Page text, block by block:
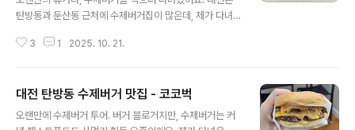
임월드점지하 2층 푸드코트 내 📍영업시간오전 10시 반 ~
오후 8시 반(백화점 휴무일은 휴무 가능) 📍주차갤러리아
백화점 주차장 대전의 다운타우너 매장은 갤러리아백화점
탄방동과 둔산동 근처에 수제버거집이 많은데, 제가 다녀
요. 버거스테이션버거스테이션은 대전시청에서 엎어지면
역 2번 출구에서도 도보로 10분 정도 걸려요. 영업시간은
오전 11시 반 ~ 오후 8시 반까지입니다. 브레이크 타임은
별도로 없고, 일요일은 정기휴무일입니다. 주차는 불가입
3 1 2025. 10. 21.
대전 탄방동 수제버거 맛집 - 코코벅
오랜만에 수제버거 투어. 버거 블로거지만, 수제버거는 커